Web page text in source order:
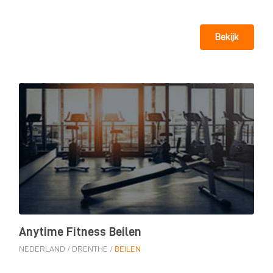
Bekijk
Anytime Fitness Beilen
NEDERLAND / DRENTHE / BEILEN